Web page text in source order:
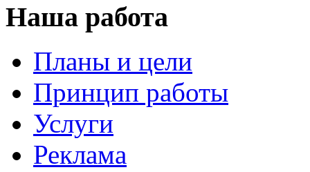
Наша работа
Планы и цели
Принцип работы
Услуги
Реклама